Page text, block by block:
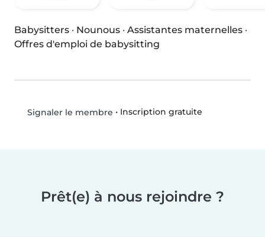
Babysitters · Nounous · Assistantes maternelles ·
Offres d'emploi de babysitting
Signaler le membre • Inscription gratuite
Prêt(e) à nous rejoindre ?